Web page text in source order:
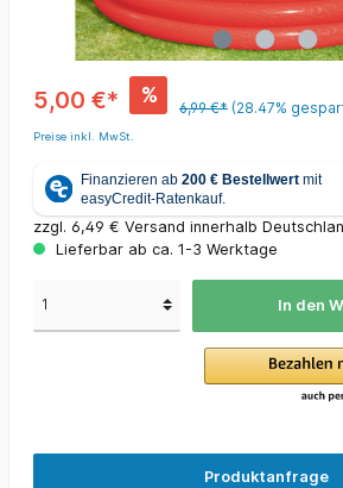
5,00 €* %
6,99 €* (28.47%
Preise inkl. MwSt.
zzgl. 6,49 € Versand innerhalb
Lieferbar ab ca. 1-3 Werktage
In den
Produktanfrage